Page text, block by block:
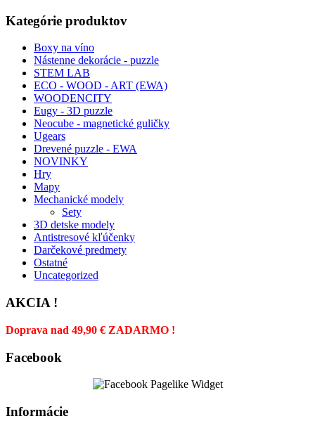
Kategórie produktov
Boxy na víno
Nástenne dekorácie - puzzle
STEM LAB
ECO - WOOD - ART (EWA)
WOODENCITY
Eugy - 3D puzzle
Neocube - magnetické guličky
Ugears
Drevené puzzle - EWA
NOVINKY
Hry
Mapy
Mechanické modely
Sety
3D detske modely
Antistresové kľúčenky
Darčekové predmety
Ostatné
Uncategorized
AKCIA !
Doprava nad 49,90 € ZADARMO !
Facebook
Informácie